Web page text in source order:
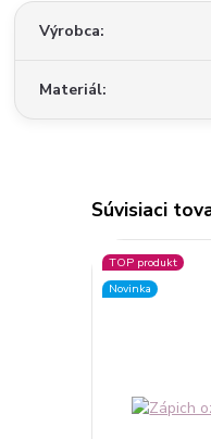
Výrobca
Materiál
Súvisiaci
TOP produkt
Novinka